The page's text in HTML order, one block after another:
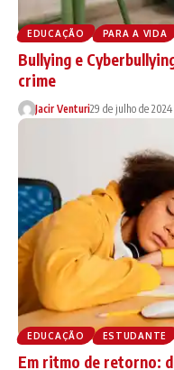
EDUCAÇÃO PARA A VIDA
Bullying e
crime
Jacir Venturi29 de julho de 2024
EDUCAÇÃO ESTUDANTE
Em ritmo de retorno: